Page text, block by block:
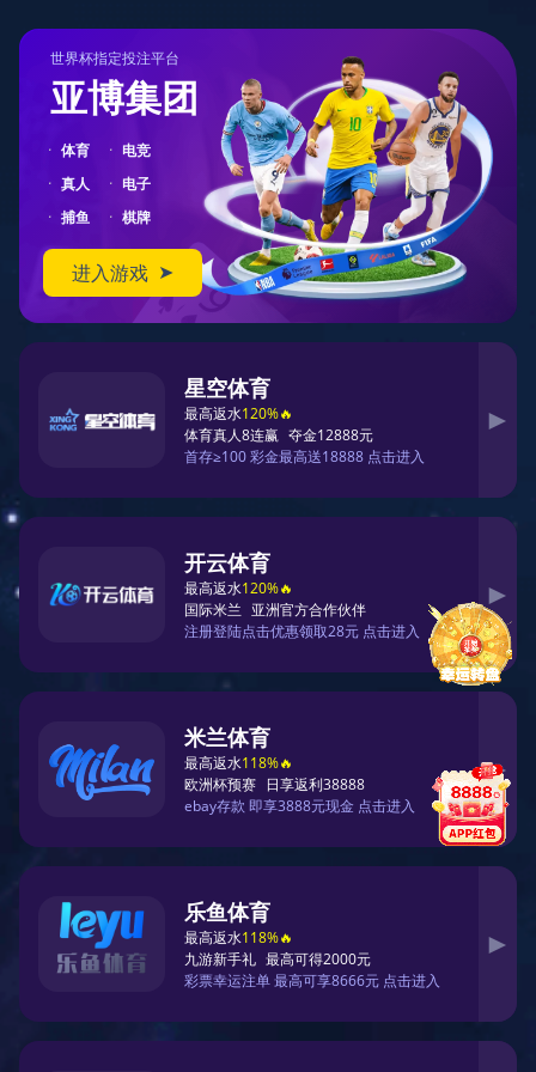
404
您在访问另一个平行宇宙中的页面
对不起，您要访问的页面可能跑到了另一个平行宇宙中。
您可以先返回首页
返回首页